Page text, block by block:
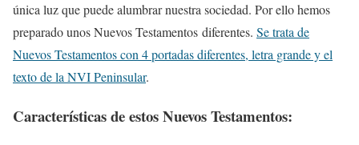
única luz que puede alumbrar nuestra sociedad. Por ello hemos
preparado unos Nuevos Testamentos diferentes. Se trata de
Nuevos Testamentos con 4 portadas diferentes, letra grande y el
texto de la NVI Peninsular.
Características de estos Nuevos Testamentos: